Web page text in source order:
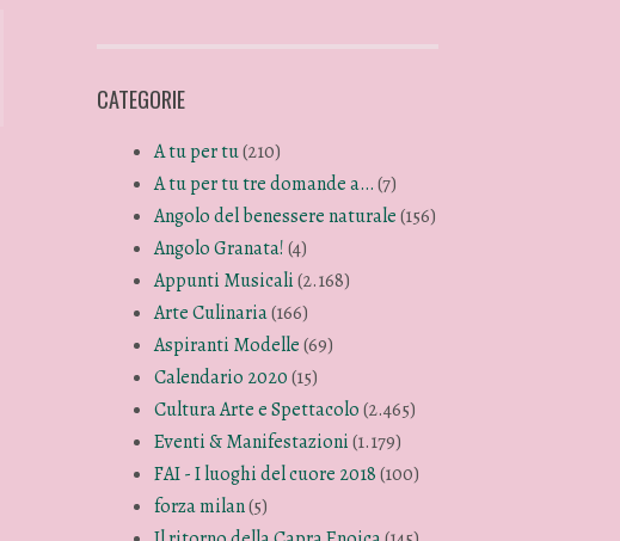
CATEGORIE
A tu per tu(210)
A tu per tu tre domande a…(7)
Angolo del benessere naturale(156)
Angolo Granata!(4)
Appunti Musicali(2.168)
Arte Culinaria(166)
Aspiranti Modelle(69)
Calendario 2020(15)
Cultura Arte e Spettacolo(2.465)
Eventi & Manifestazioni(1.179)
FAI - I luoghi del cuore 2018(100)
forza milan(5)